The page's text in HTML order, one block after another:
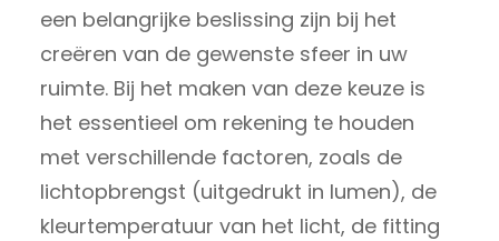
een belangrijke beslissing zijn bij het
creëren van de gewenste sfeer in uw
ruimte. Bij het maken van deze keuze is
het essentieel om rekening te houden
met verschillende factoren, zoals de
lichtopbrengst (uitgedrukt in lumen), de
kleurtemperatuur van het licht, de fitting